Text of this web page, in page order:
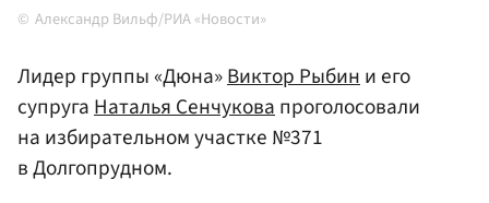
Александр Вильф/РИА «Новости»
Лидер группы «Дюна»Виктор Рыбини его
супругаНаталья Сенчуковапроголосовали
на избирательном участке №371
в Долгопрудном.